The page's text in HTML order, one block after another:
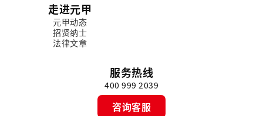
走进元甲
元甲动态
招贤纳士
法律文章
服务热线
400 999 2039
咨询客服